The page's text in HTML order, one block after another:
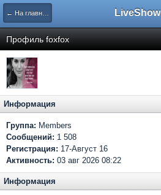
← На главную LiveShow
Профиль foxfox
Информация
Группа: Members
Сообщений: 1 508
Регистрация: 17-Август 16
Активность: 03 авг 2026 08:22
Информация